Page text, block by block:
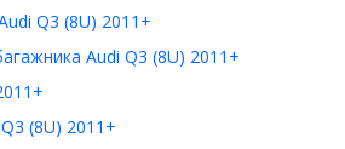
Q3 (8U) 2011+
Audi Q3 (8U) 2011+
(8U) 2011+